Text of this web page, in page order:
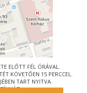
ELŐTT FÉL ÓRÁVAL.
KÖVETŐEN 15 PERCCEL.
TART NYITVA.